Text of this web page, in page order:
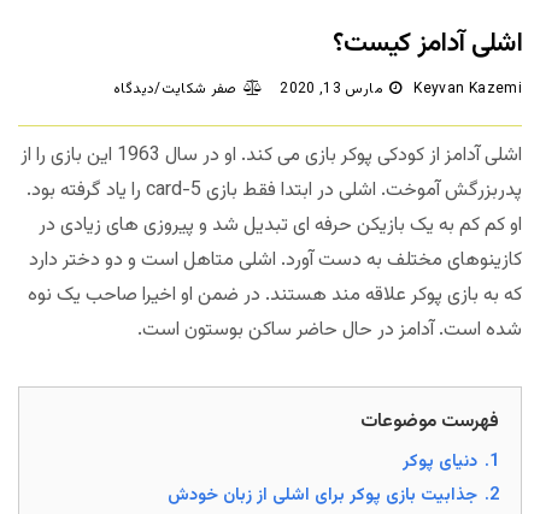
اشلی آدامز کیست؟
Keyvan Kazemi مارس 13, 2020 صفر شکایت/دیدگاه
اشلی آدامز از کودکی پوکر بازی می کند. او در سال 1963 این بازی را از
پدربزرگش آموخت. اشلی در ابتدا فقط بازی 5-card را یاد گرفته بود.
او کم کم به یک بازیکن حرفه ای تبدیل شد و پیروزی های زیادی در
کازینوهای مختلف به دست آورد. اشلی متاهل است و دو دختر دارد
که به بازی پوکر علاقه مند هستند. در ضمن او اخیرا صاحب یک نوه
شده است. آدامز در حال حاضر ساکن بوستون است.
فهرست موضوعات
1. دنیای پوکر
2. جذابیت بازی پوکر برای اشلی از زبان خودش